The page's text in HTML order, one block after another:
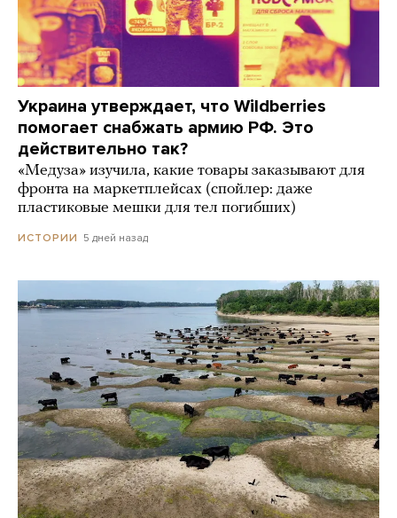
Украина утверждает, что Wildberries
помогает снабжать армию РФ. Это
действительно так?
«Медуза» изучила, какие товары заказывают для
фронта на маркетплейсах (спойлер: даже
пластиковые мешки для тел погибших)
ИСТОРИИ 5 дней назад